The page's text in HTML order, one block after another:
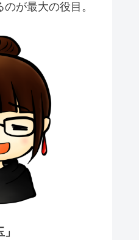
が最大の役目。